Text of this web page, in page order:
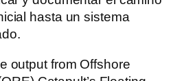
hasta un sistema
output from Offshore